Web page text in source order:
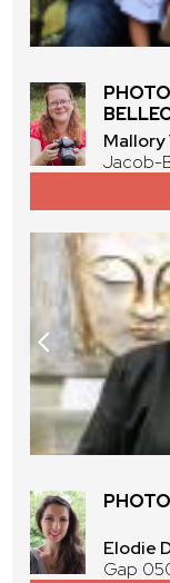
Mallory
Jacob-
Elodie
Gap